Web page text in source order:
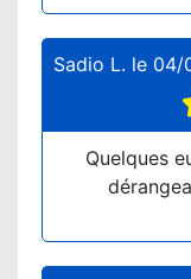
Sadio L. le 04/
Quelques